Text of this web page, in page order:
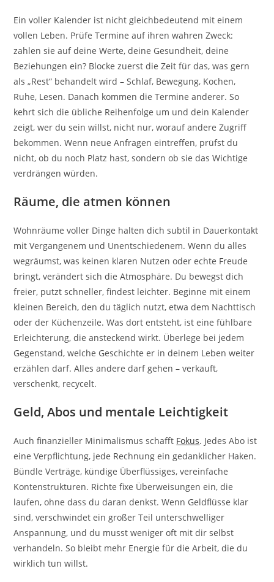
Ein voller Kalender ist nicht gleichbedeutend mit einem
vollen Leben. Prüfe Termine auf ihren wahren Zweck:
zahlen sie auf deine Werte, deine Gesundheit, deine
Beziehungen ein? Blocke zuerst die Zeit für das, was gern
als „Rest“ behandelt wird – Schlaf, Bewegung, Kochen,
Ruhe, Lesen. Danach kommen die Termine anderer. So
kehrt sich die übliche Reihenfolge um und dein Kalender
zeigt, wer du sein willst, nicht nur, worauf andere Zugriff
bekommen. Wenn neue Anfragen eintreffen, prüfst du
nicht, ob du noch Platz hast, sondern ob sie das Wichtige
verdrängen würden.
Räume, die atmen können
Wohnräume voller Dinge halten dich subtil in Dauerkontakt
mit Vergangenem und Unentschiedenem. Wenn du alles
wegräumst, was keinen klaren Nutzen oder echte Freude
bringt, verändert sich die Atmosphäre. Du bewegst dich
freier, putzt schneller, findest leichter. Beginne mit einem
kleinen Bereich, den du täglich nutzt, etwa dem Nachttisch
oder der Küchenzeile. Was dort entsteht, ist eine fühlbare
Erleichterung, die ansteckend wirkt. Überlege bei jedem
Gegenstand, welche Geschichte er in deinem Leben weiter
erzählen darf. Alles andere darf gehen – verkauft,
verschenkt, recycelt.
Geld, Abos und mentale Leichtigkeit
Auch finanzieller Minimalismus schafft Fokus. Jedes Abo ist
eine Verpflichtung, jede Rechnung ein gedanklicher Haken.
Bündle Verträge, kündige Überflüssiges, vereinfache
Kontenstrukturen. Richte fixe Überweisungen ein, die
laufen, ohne dass du daran denkst. Wenn Geldflüsse klar
sind, verschwindet ein großer Teil unterschwelliger
Anspannung, und du musst weniger oft mit dir selbst
verhandeln. So bleibt mehr Energie für die Arbeit, die du
wirklich tun willst.